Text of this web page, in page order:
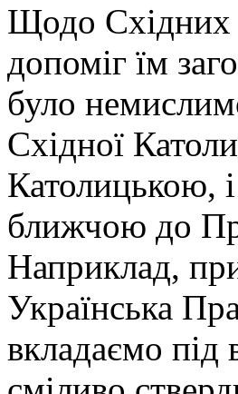
Щодо Східних
допоміг їм
було
Східної
Католицькою,
ближчою до
Наприклад,
Українська
вкладаємо